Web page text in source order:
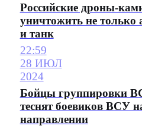
Российские дроны-
уничтожить не только
и танк
22:59
28 ИЮЛ
2024
Бойцы группировки
теснят боевиков ВСУ
направлении